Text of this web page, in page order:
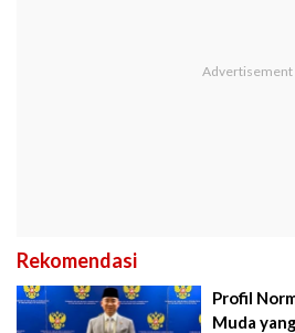
Rekomendasi
Profil
Muda